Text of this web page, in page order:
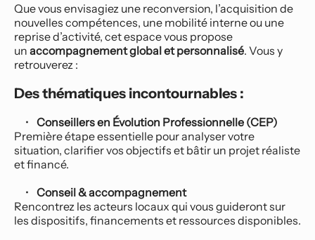
Que vous envisagiez une reconversion, l’acquisition de
nouvelles compétences, une mobilité interne ou une
reprise d’activité, cet espace vous propose
un accompagnement global et personnalisé. Vous y
retrouverez :
Des thématiques incontournables :
Conseillers en Évolution Professionnelle (CEP)
Première étape essentielle pour analyser votre
situation, clarifier vos objectifs et bâtir un projet réaliste
et financé.
Conseil & accompagnement
Rencontrez les acteurs locaux qui vous guideront sur
les dispositifs, financements et ressources disponibles.